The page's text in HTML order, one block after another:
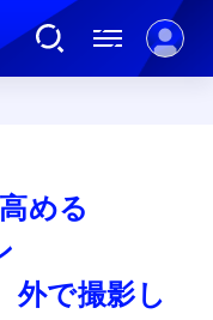
める
外で撮影し